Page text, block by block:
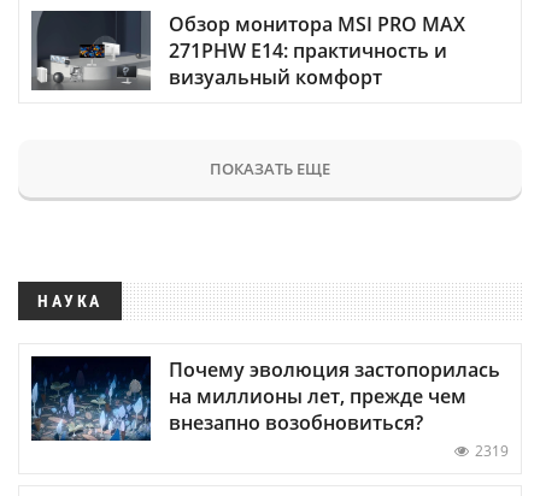
Обзор монитора MSI PRO MAX
271PHW E14: практичность и
визуальный комфорт
ПОКАЗАТЬ ЕЩЕ
НАУКА
Почему эволюция застопорилась
на миллионы лет, прежде чем
внезапно возобновиться?
2319